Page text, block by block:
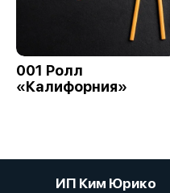
001 Ролл
«Калифорния»
ИП Ким Юрико